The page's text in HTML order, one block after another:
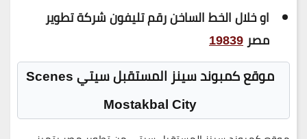
او خلال الخط الساخن رقم تليفون شركة تطوير
مصر 19839
موقع كمبوند سينز المستقبل سيتي Scenes
Mostakbal City